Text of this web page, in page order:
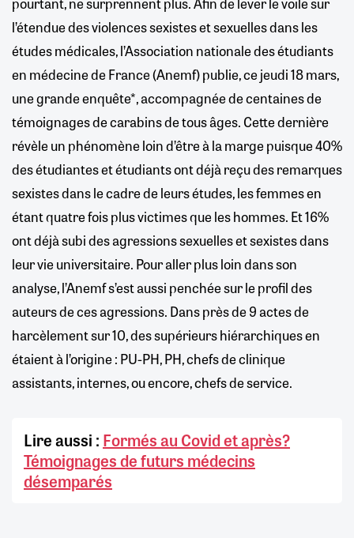
l’étendue des violences sexistes et sexuelles dans les
études médicales, l’Association nationale des étudiants
en médecine de France (Anemf) publie, ce jeudi 18 mars,
une grande enquête*, accompagnée de centaines de
témoignages de carabins de tous âges. Cette dernière
révèle un phénomène loin d’être à la marge puisque 40%
des étudiantes et étudiants ont déjà reçu des remarques
sexistes dans le cadre de leurs études, les femmes en
étant quatre fois plus victimes que les hommes. Et 16%
ont déjà subi des agressions sexuelles et sexistes dans
leur vie universitaire. Pour aller plus loin dans son
analyse, l’Anemf s’est aussi penchée sur le profil des
auteurs de ces agressions. Dans près de 9 actes de
harcèlement sur 10, des supérieurs hiérarchiques en
étaient à l’origine : PU-PH, PH, chefs de clinique
assistants, internes, ou encore, chefs de service.
Lire aussi : Formés au Covid et après?
Témoignages de futurs médecins
désemparés